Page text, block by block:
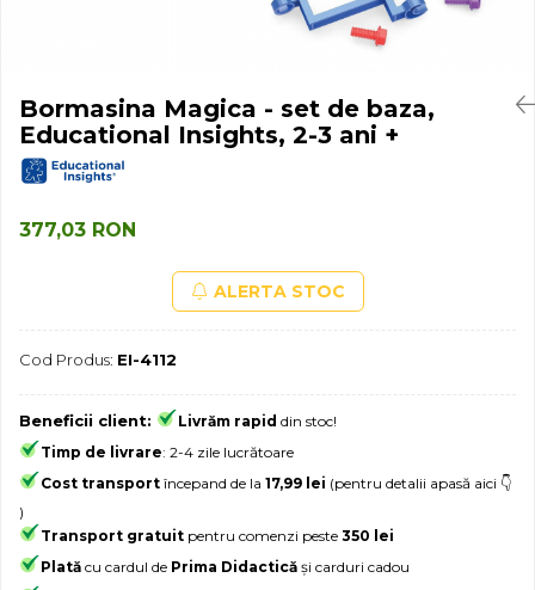
Jocuri de rol
Jocuri inteligenta si memorie
Casute papusi
Jocuri si jucarii stiinta
Jocuri de relaxare
Ceasuri copii
Jocuri de cooperare
Jocuri dezvoltarea imaginatiei
Jocuri geografie
Jocuri invatat limba engleza
Cărți educative pentru copii
Bormasina Magica - set de baza,
Educational Insights, 2-3 ani +
377,03 RON
Beneficii client: Livrăm rapid din stoc!
Timp de livrare: 2-4 zile lucrătoare
Cost transport începand de la 17,99 lei (pentru detalii apasă aici 👇
)
Transport gratuit pentru comenzi peste 350 lei
Plată cu cardul de Prima Didactică și carduri cadou
ALERTA STOC
Cod Produs: EI-4112